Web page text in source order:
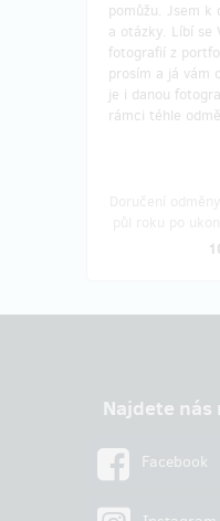
pomůžu. Jsem k
a otázky. Líbí se
fotografií z
prosím a já vám
je i danou
rámci téhle
Najdete nás
Facebook